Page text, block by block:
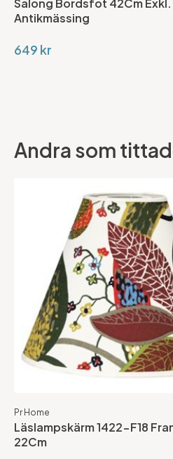
Salong Bordsfot 42Cm Exkl.
Antikmässing
649 kr
Andra som
Pr Home
Läslampskärm 1422-F18
22Cm